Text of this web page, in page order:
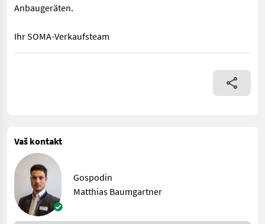
Anbaugeräten.
Ihr SOMA-Verkaufsteam
Motormäher Aktion! SOMA Alpin Profi Plus 11PS -inkl.
Vaš kontakt
Gospodin
Matthias Baumgartner